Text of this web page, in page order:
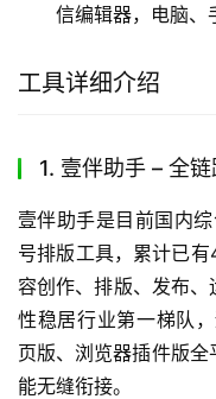
信编辑器，电脑、
工具详细介绍
1. 壹伴助手 – 全
壹伴助手是目前国内
号排版工具，累计已
容创作、排版、发布
性稳居行业第一梯队
页版、浏览器插件版
能无缝衔接。